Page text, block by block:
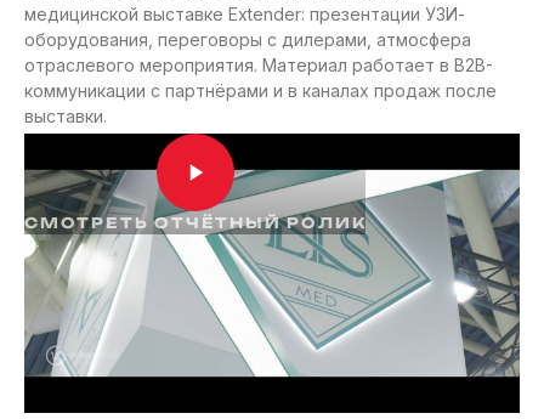
медицинской выставке Extender: презентации УЗИ-
оборудования, переговоры с дилерами, атмосфера
отраслевого мероприятия. Материал работает в B2B-
коммуникации с партнёрами и в каналах продаж после
выставки.
СМОТРЕТЬ ОТЧЁТНЫЙ РОЛИК